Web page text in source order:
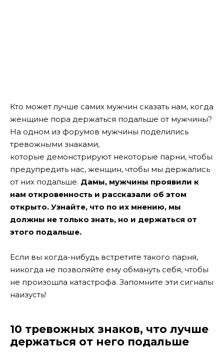
Кто может лучше самих мужчин сказать нам, когда
женщине пора держаться подальше от мужчины?
На одном из форумов мужчины поделились
тревожными знаками,
которые демонстрируют некоторые парни, чтобы
предупредить нас, женщин, чтобы мы держались
от них подальше. Дамы, мужчины проявили к
нам откровенность и рассказали об этом
открыто. Узнайте, что по их мнению, мы
должны не только знать, но и держаться от
этого подальше.
Если вы когда-нибудь встретите такого парня,
никогда не позволяйте ему обмануть себя, чтобы
не произошла катастрофа. Запомните эти сигналы
наизусть!
10 тревожных знаков, что лучше
держаться от него подальше